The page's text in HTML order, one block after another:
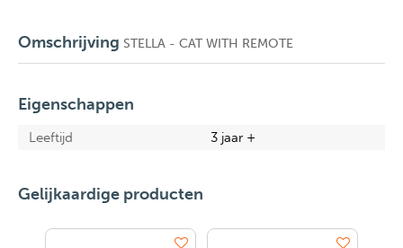
Omschrijving STELLA - CAT WITH REMOTE
Eigenschappen
Leeftijd 3 jaar +
Gelijkaardige producten